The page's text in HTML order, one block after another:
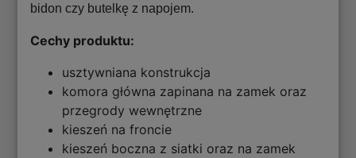
bidon czy butelkę z napojem.
Cechy produktu:
usztywniana konstrukcja
komora główna zapinana na zamek oraz
przegrody wewnętrzne
kieszeń na froncie
kieszeń boczna z siatki oraz na zamek